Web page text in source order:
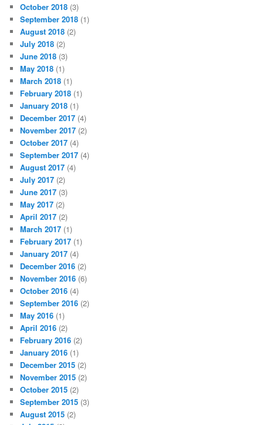
October 2018 (3)
September 2018 (1)
August 2018 (2)
July 2018 (2)
June 2018 (3)
May 2018 (1)
March 2018 (1)
February 2018 (1)
January 2018 (1)
December 2017 (4)
November 2017 (2)
October 2017 (4)
September 2017 (4)
August 2017 (4)
July 2017 (2)
June 2017 (3)
May 2017 (2)
April 2017 (2)
March 2017 (1)
February 2017 (1)
January 2017 (4)
December 2016 (2)
November 2016 (6)
October 2016 (4)
September 2016 (2)
May 2016 (1)
April 2016 (2)
February 2016 (2)
January 2016 (1)
December 2015 (2)
November 2015 (2)
October 2015 (2)
September 2015 (3)
August 2015 (2)